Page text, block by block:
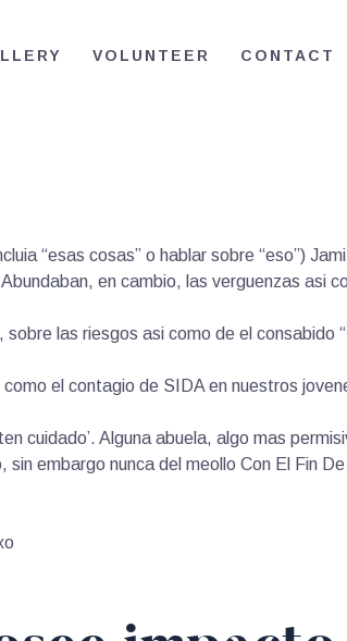
VOLUNTEER CONTACT
“esas cosas” o hablar sobre “eso”)
en cambio, las verguenzas asi­
las riesgos asi­ como de el consabido
el contagio de SIDA en nuestros
cuidado’. Alguna abuela, algo mas
embargo nunca del meollo Con El Fin De